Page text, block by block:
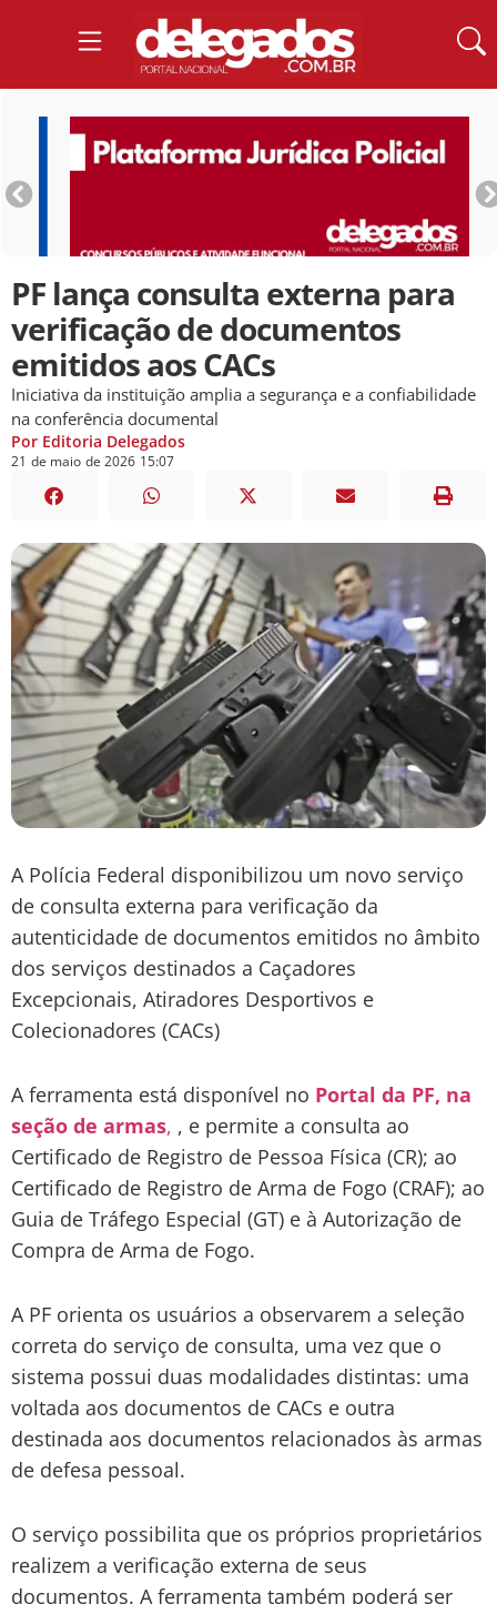
PF lança consulta externa para
verificação de documentos
emitidos aos CACs
Iniciativa da instituição amplia a segurança e a confiabilidade
na conferência documental
Por Editoria Delegados
21 de maio de 2026 15:07
A Polícia Federal disponibilizou um novo serviço
de consulta externa para verificação da
autenticidade de documentos emitidos no âmbito
dos serviços destinados a Caçadores
Excepcionais, Atiradores Desportivos e
Colecionadores (CACs)
A ferramenta está disponível no Portal da PF, na
seção de armas, , e permite a consulta ao
Certificado de Registro de Pessoa Física (CR); ao
Certificado de Registro de Arma de Fogo (CRAF); ao
Guia de Tráfego Especial (GT) e à Autorização de
Compra de Arma de Fogo.
A PF orienta os usuários a observarem a seleção
correta do serviço de consulta, uma vez que o
sistema possui duas modalidades distintas: uma
voltada aos documentos de CACs e outra
destinada aos documentos relacionados às armas
de defesa pessoal.
O serviço possibilita que os próprios proprietários
realizem a verificação externa de seus
documentos. A ferramenta também poderá ser